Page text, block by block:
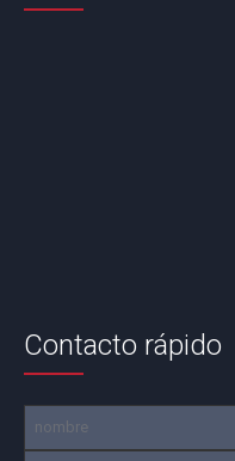
Contacto rápido